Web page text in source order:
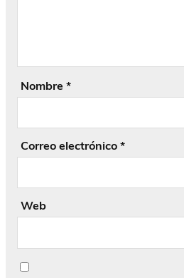
Nombre *
Correo electrónico *
Web